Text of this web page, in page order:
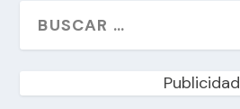
Publicidad